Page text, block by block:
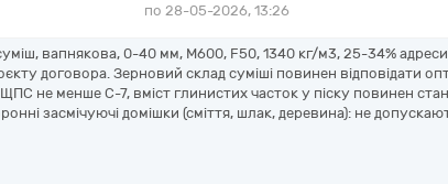
по 28-05-2026, 13:26
вапнякова, 0-40 мм, М600, F50, 1340 кг/м3, 25-34%
договора. Зерновий склад суміші повинен відповідати
не менше С-7, вміст глинистих часток у піску повинен
засмічуючі домішки (сміття, шлак, деревина): не